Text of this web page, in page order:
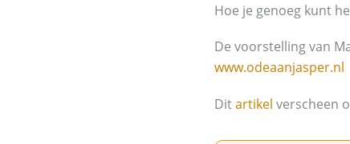
Hoe je genoeg kunt
De voorstelling van
www.odeaanjasper.nl
Ditartikel verscheen